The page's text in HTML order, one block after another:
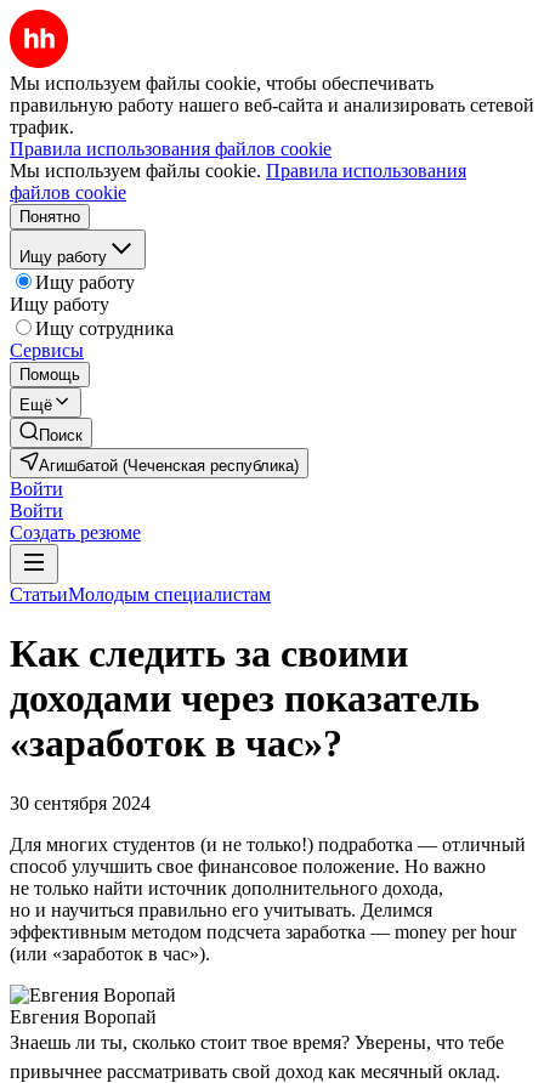
Мы используем файлы cookie, чтобы обеспечивать
правильную работу нашего веб-сайта и анализировать сетевой
трафик.
Правила использования файлов cookie
Мы используем файлы cookie. Правила использования
файлов cookie
Понятно
Ищу работу
Ищу работу
Ищу работу
Ищу сотрудника
Сервисы
Помощь
Ещё
Поиск
Агишбатой (Чеченская республика)
Войти
Войти
Создать резюме
СтатьиМолодым специалистам
Как следить за своими
доходами через показатель
«заработок в час»?
30 сентября 2024
Для многих студентов (и не только!) подработка — отличный
способ улучшить свое финансовое положение. Но важно
не только найти источник дополнительного дохода,
но и научиться правильно его учитывать. Делимся
эффективным методом подсчета заработка — money per hour
(или «заработок в час»).
Евгения Воропай
Знаешь ли ты, сколько стоит твое время? Уверены, что тебе
привычнее рассматривать свой доход как месячный оклад.